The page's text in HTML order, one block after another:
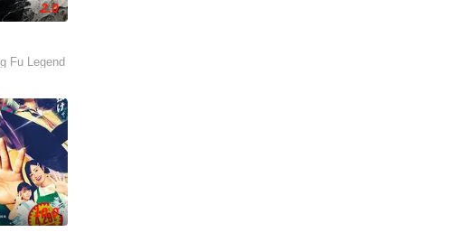
蒙冤，却无力翻案，只得冒险护送父
2.0
Fu Legend
10.0